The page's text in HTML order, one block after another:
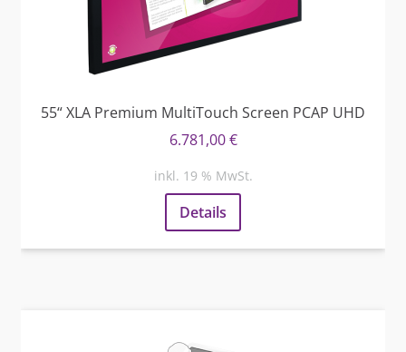
55“ XLA Premium MultiTouch Screen PCAP UHD
6.781,00€
inkl. 19 % MwSt.
Details